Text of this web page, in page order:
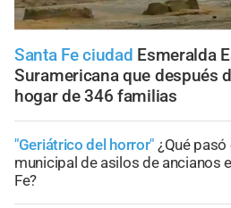
Santa Fe ciudad Esmeralda
Suramericana que después
hogar de 346 familias
"Geriátrico del horror" ¿Qué
municipal de asilos de ancianos
Fe?